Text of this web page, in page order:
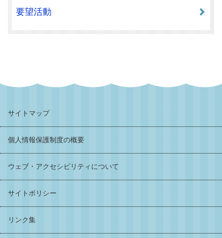
要望活動
サイトマップ
個人情報保護制度の概要
ウェブ・アクセシビリティについて
サイトポリシー
リンク集